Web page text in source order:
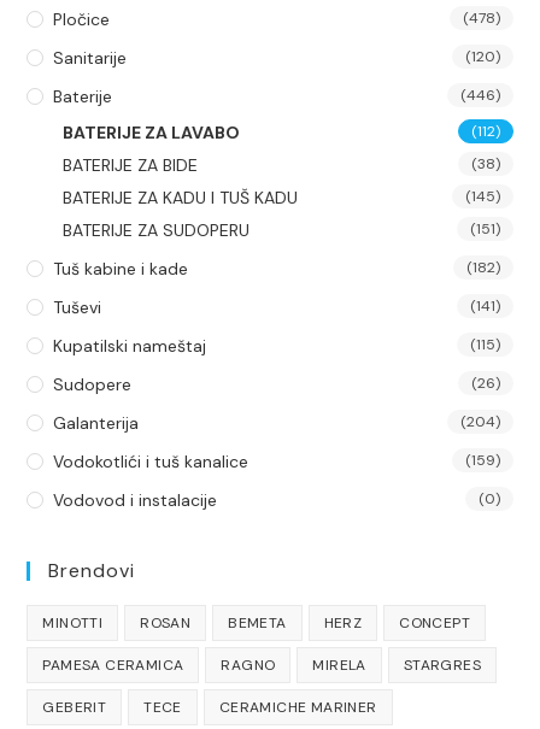
Pločice (478)
Sanitarije (120)
Baterije (446)
BATERIJE ZA LAVABO (112)
BATERIJE ZA BIDE (38)
BATERIJE ZA KADU I TUŠ KADU (145)
BATERIJE ZA SUDOPERU (151)
Tuš kabine i kade (182)
Tuševi (141)
Kupatilski nameštaj (115)
Sudopere (26)
Galanterija (204)
Vodokotlići i tuš kanalice (159)
Vodovod i instalacije (0)
Brendovi
MINOTTI ROSAN BEMETA HERZ CONCEPT
PAMESA CERAMICA RAGNO MIRELA STARGRES
GEBERIT TECE CERAMICHE MARINER